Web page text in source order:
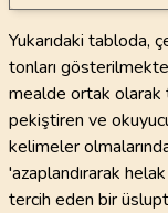
Yukarıdaki tabloda,
tonları
mealde ortak olarak
pekiştiren ve
kelimeler
'azaplandırarak
tercih eden bir